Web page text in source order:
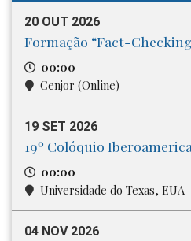
20 OUT 2026
Formação “Fact-
00:00
Cenjor (Online)
19 SET 2026
19º Colóquio
00:00
Universidade do Texas, EUA
04 NOV 2026